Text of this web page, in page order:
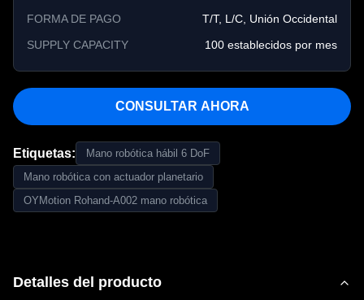
FORMA DE PAGO
T/T, L/C, Unión Occidental
SUPPLY CAPACITY
100 establecidos por mes
CONSULTAR AHORA
Etiquetas:
Mano robótica hábil 6 DoF
Mano robótica con actuador planetario
OYMotion Rohand-A002 mano robótica
Detalles del producto